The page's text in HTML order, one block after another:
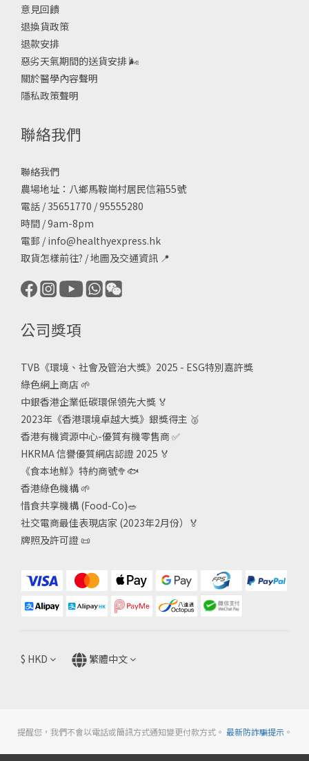
意見回饋
退換貨政策
退款安排
惡劣天氣期間的送貨安排🌬
關於醫學內容聲明
隱私政策聲明
聯絡我們
聯絡我們
農場地址：八鄉馬鞍崗村居民信箱55號
電話 / 35651770 / 95555280
時間 / 9am-8pm
電郵 / info@healthyexpress.hk
取貨怎樣前往? /地圖及交通資訊 📍
公司獎項
TVB《環境、社會及管治大獎》2025 - ESG特別嘉許獎
綠色網上商店 🌱
中銀香港企業低碳環保領先大獎 🏅
2023年《香港環境卓越大獎》銀獎得主 🥈
香港有機資源中心-優質有機零售商✅
HKRMA 信譽優質網店認證 2025 🏅
《食本地鮮》特約商號🥦🐟
香港綠色機構 🌱
惜食共享機構 (Food-Co)🥗
社交電商最佳表現店家 (2023年2月份）🏅
牌照及許可證 📜
$ HKD 繁體中文
提醒您，我們不會以電話或簡訊方式通知變更付款方式。 最新防詐騙提示。